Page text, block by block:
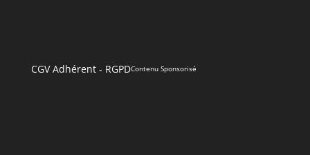
CGV Adhérent- RGPDContenu Sponsorisé